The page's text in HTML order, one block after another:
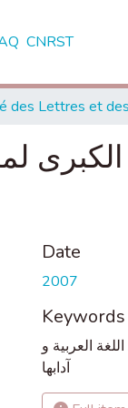
CNRST
Date
2007
Keywords
اللغة العربية و
آدابها